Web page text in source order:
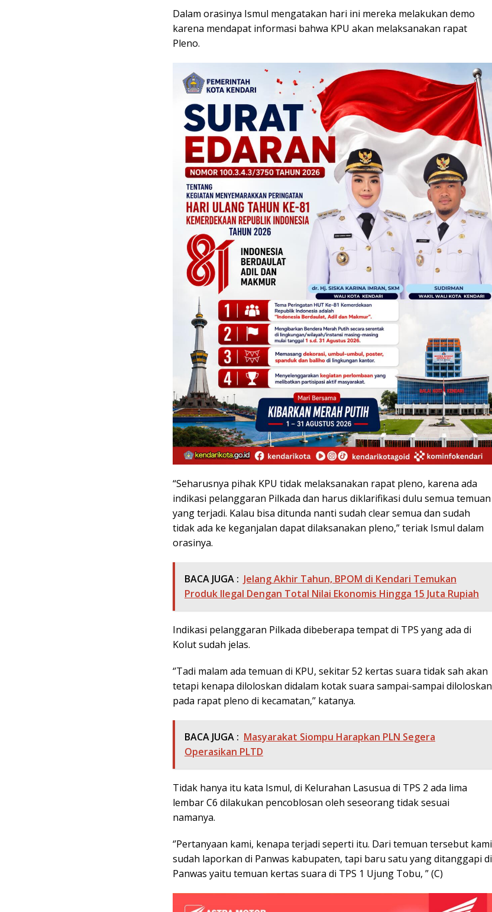
Dalam orasinya Ismul mengatakan hari ini mereka melakukan demo
karena mendapat informasi bahwa KPU akan melaksanakan rapat
Pleno.
“Seharusnya pihak KPU tidak melaksanakan rapat pleno, karena ada
indikasi pelanggaran Pilkada dan harus diklarifikasi dulu semua temuan
yang terjadi. Kalau bisa ditunda nanti sudah clear semua dan sudah
tidak ada ke keganjalan dapat dilaksanakan pleno,” teriak Ismul dalam
orasinya.
BACA JUGA : Jelang Akhir Tahun, BPOM di Kendari Temukan
Produk Ilegal Dengan Total Nilai Ekonomis Hingga 15 Juta Rupiah
Indikasi pelanggaran Pilkada dibeberapa tempat di TPS yang ada di
Kolut sudah jelas.
‘’Tadi malam ada temuan di KPU, sekitar 52 kertas suara tidak sah akan
tetapi kenapa diloloskan didalam kotak suara sampai-sampai diloloskan
pada rapat pleno di kecamatan,’’ katanya.
BACA JUGA : Masyarakat Siompu Harapkan PLN Segera
Operasikan PLTD
Tidak hanya itu kata Ismul, di Kelurahan Lasusua di TPS 2 ada lima
lembar C6 dilakukan pencoblosan oleh seseorang tidak sesuai
namanya.
‘’Pertanyaan kami, kenapa terjadi seperti itu. Dari temuan tersebut kami
sudah laporkan di Panwas kabupaten, tapi baru satu yang ditanggapi di
Panwas yaitu temuan kertas suara di TPS 1 Ujung Tobu, ” (C)